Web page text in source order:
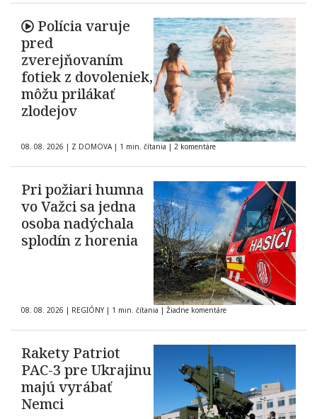
Polícia varuje
pred
zverejňovaním
fotiek z dovoleniek,
môžu prilákať
zlodejov
08. 08. 2026 | Z DOMOVA | 1 min. čítania | 2 komentáre
Pri požiari humna
vo Važci sa jedna
osoba nadýchala
splodín z horenia
08. 08. 2026 | REGIÓNY | 1 min. čítania | Žiadne komentáre
Rakety Patriot
PAC-3 pre Ukrajinu
majú vyrábať
Nemci